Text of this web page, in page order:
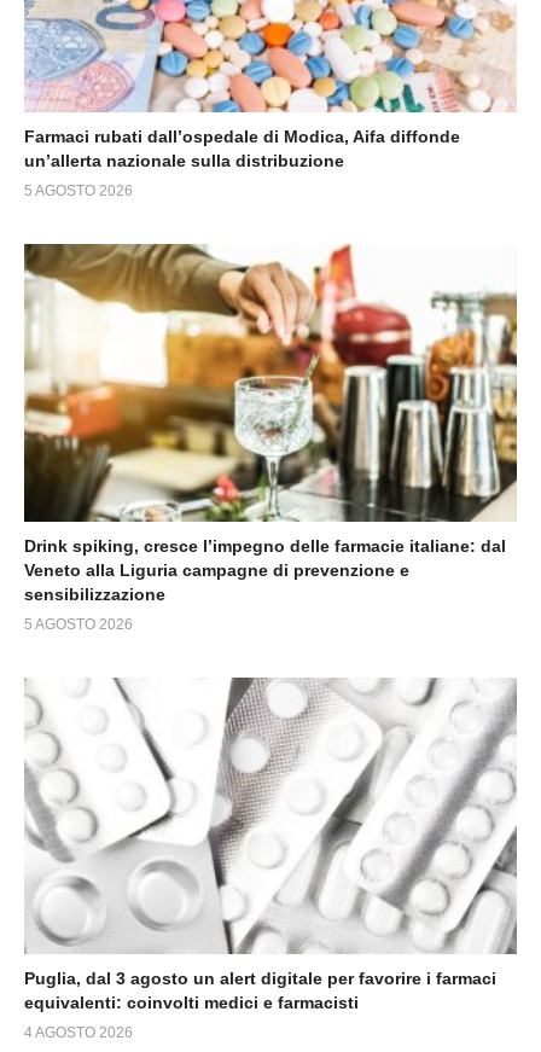
Farmaci rubati dall’ospedale di Modica, Aifa diffonde
un’allerta nazionale sulla distribuzione
5 AGOSTO 2026
Drink spiking, cresce l’impegno delle farmacie italiane: dal
Veneto alla Liguria campagne di prevenzione e
sensibilizzazione
5 AGOSTO 2026
Puglia, dal 3 agosto un alert digitale per favorire i farmaci
equivalenti: coinvolti medici e farmacisti
4 AGOSTO 2026